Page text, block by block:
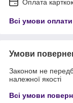
Оплата
Всі умови оплати
Умови
Законом не
належної якості
Всі умови